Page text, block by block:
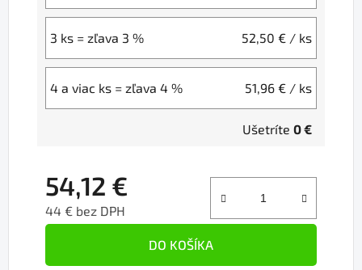
3 ks = zľava 3 % 52,50 € / ks
4 a viac ks = zľava 4 % 51,96 € / ks
Ušetríte 0 €
54,12 €
44 € bez DPH
DO KOŠÍKA